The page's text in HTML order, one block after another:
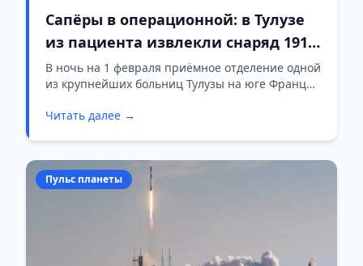
Сапёры в операционной: в Тулузе
из пациента извлекли снаряд 1918
года
В ночь на 1 февраля приёмное отделение одной
из крупнейших больниц Тулузы на юге Франции
эвакуацию в своей истории.
Читать далее →
Пульс планеты